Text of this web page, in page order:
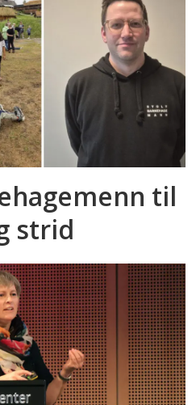
til
strid